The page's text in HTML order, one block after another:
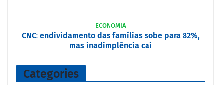
ECONOMIA
CNC: endividamento das famílias sobe para 82%,
mas inadimplência cai
Categories